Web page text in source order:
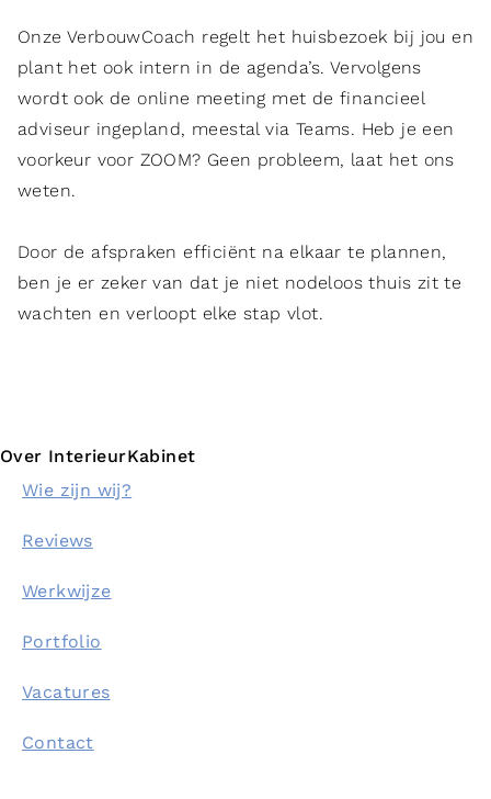
Onze VerbouwCoach regelt het huisbezoek bij jou en
plant het ook intern in de agenda’s. Vervolgens
wordt ook de online meeting met de financieel
adviseur ingepland, meestal via Teams. Heb je een
voorkeur voor ZOOM? Geen probleem, laat het ons
weten.
Door de afspraken efficiënt na elkaar te plannen,
ben je er zeker van dat je niet nodeloos thuis zit te
wachten en verloopt elke stap vlot.
Over InterieurKabinet
Wie zijn wij?
Reviews
Werkwijze
Portfolio
Vacatures
Contact